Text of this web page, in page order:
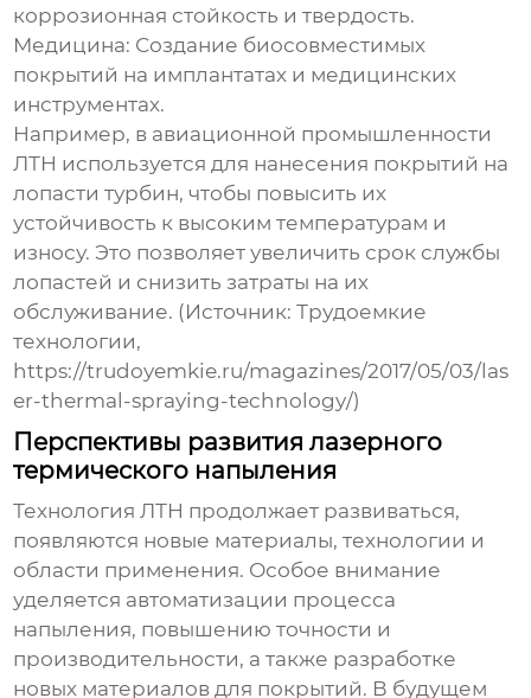
коррозионная стойкость и твердость.
Медицина: Создание биосовместимых
покрытий на имплантатах и медицинских
инструментах.
Например, в авиационной промышленности
ЛТН используется для нанесения покрытий на
лопасти турбин, чтобы повысить их
устойчивость к высоким температурам и
износу. Это позволяет увеличить срок службы
лопастей и снизить затраты на их
обслуживание. (Источник: Трудоемкие
технологии,
https://trudoyemkie.ru/magazines/2017/05/03/las
er-thermal-spraying-technology/)
Перспективы развития лазерного
термического напыления
Технология ЛТН продолжает развиваться,
появляются новые материалы, технологии и
области применения. Особое внимание
уделяется автоматизации процесса
напыления, повышению точности и
производительности, а также разработке
новых материалов для покрытий. В будущем